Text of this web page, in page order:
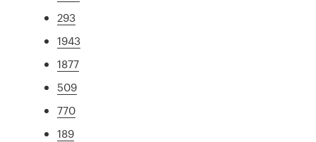
293
1943
1877
509
770
189